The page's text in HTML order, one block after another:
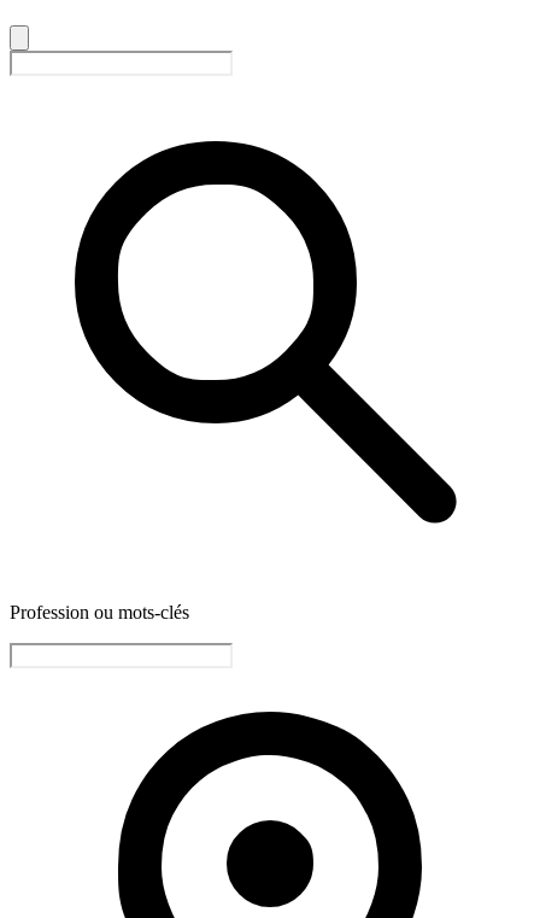
Profession ou mots-clés